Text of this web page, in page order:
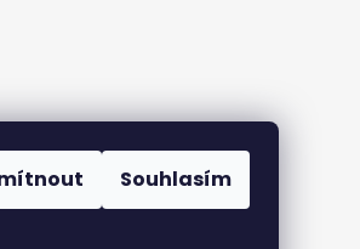
Souhlasím